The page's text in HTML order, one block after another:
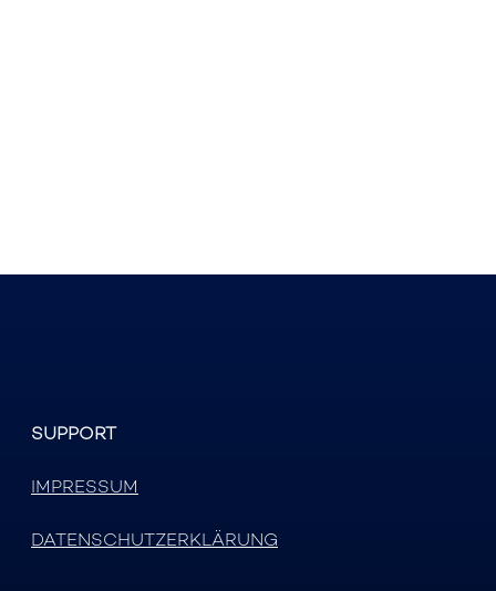
SUPPORT
IMPRESSUM
DATENSCHUTZERKLÄRUNG